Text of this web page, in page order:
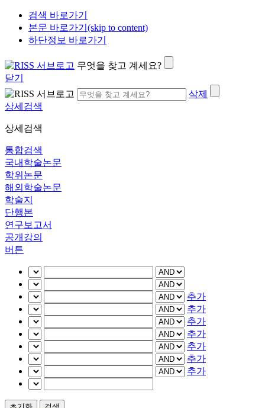
검색 바로가기
본문 바로가기(skip to content)
하단정보 바로가기
무엇을 찾고 계세요?
닫기
삭제
상세검색
상세검색
통합검색
국내학술논문
학위논문
해외학술논문
학술지
단행본
연구보고서
공개강의
버튼
추가
추가
추가
추가
추가
추가
추가